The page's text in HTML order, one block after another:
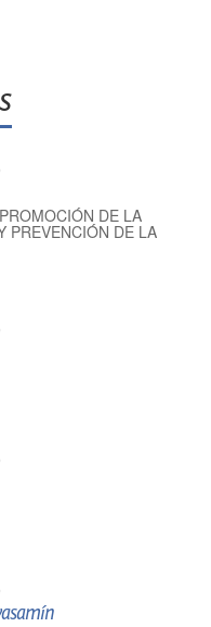
DE LA
PREVENCIÓN DE LA